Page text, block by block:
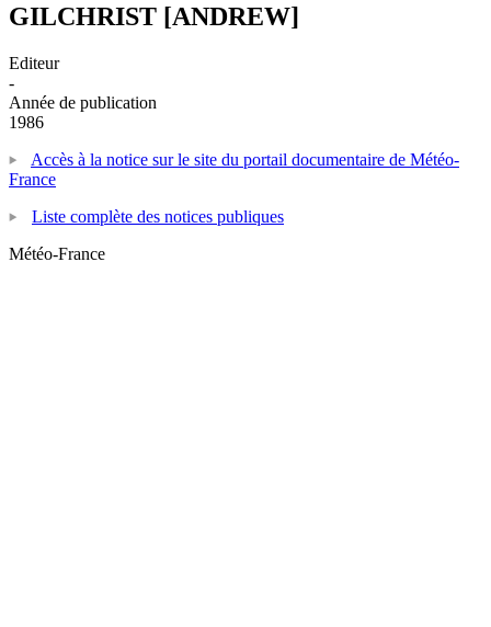
GILCHRIST [ANDREW]
Editeur
-
Année de publication
1986
Accès à la notice sur le site du portail documentaire de Météo-
France
Liste complète des notices publiques
Météo-France